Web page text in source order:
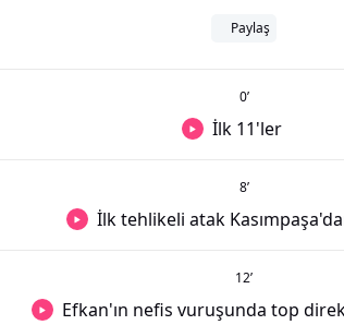
Paylaş
0’
İlk 11'ler
8’
İlk tehlikeli atak
12’
Efkan'ın nefis vuruşunda top